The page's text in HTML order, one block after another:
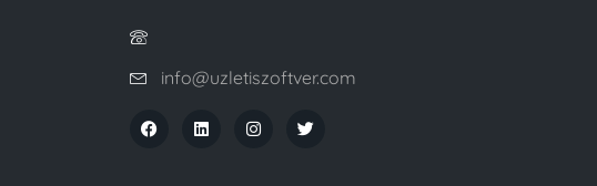
info@uzletiszoftver.com